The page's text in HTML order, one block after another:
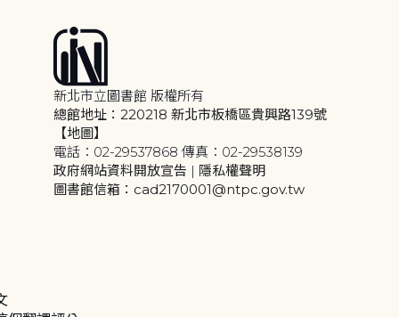
新北市立圖書館 版權所有
總館地址：220218 新北市板橋區貴興路139號
【地圖】
電話：02-29537868 傳真：02-29538139
政府網站資料開放宣告 | 隱私權聲明
圖書館信箱：cad2170001@ntpc.gov.tw